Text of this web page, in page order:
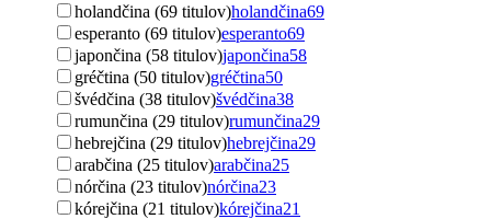
holandčina (69 titulov)holandčina69
esperanto (69 titulov)esperanto69
japončina (58 titulov)japončina58
gréčtina (50 titulov)gréčtina50
švédčina (38 titulov)švédčina38
rumunčina (29 titulov)rumunčina29
hebrejčina (29 titulov)hebrejčina29
arabčina (25 titulov)arabčina25
nórčina (23 titulov)nórčina23
kórejčina (21 titulov)kórejčina21